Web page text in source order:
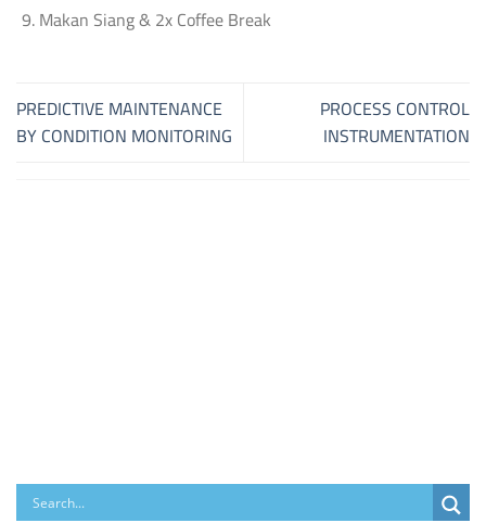
Makan Siang & 2x Coffee Break
PREDICTIVE MAINTENANCE
BY CONDITION MONITORING
PROCESS CONTROL
INSTRUMENTATION